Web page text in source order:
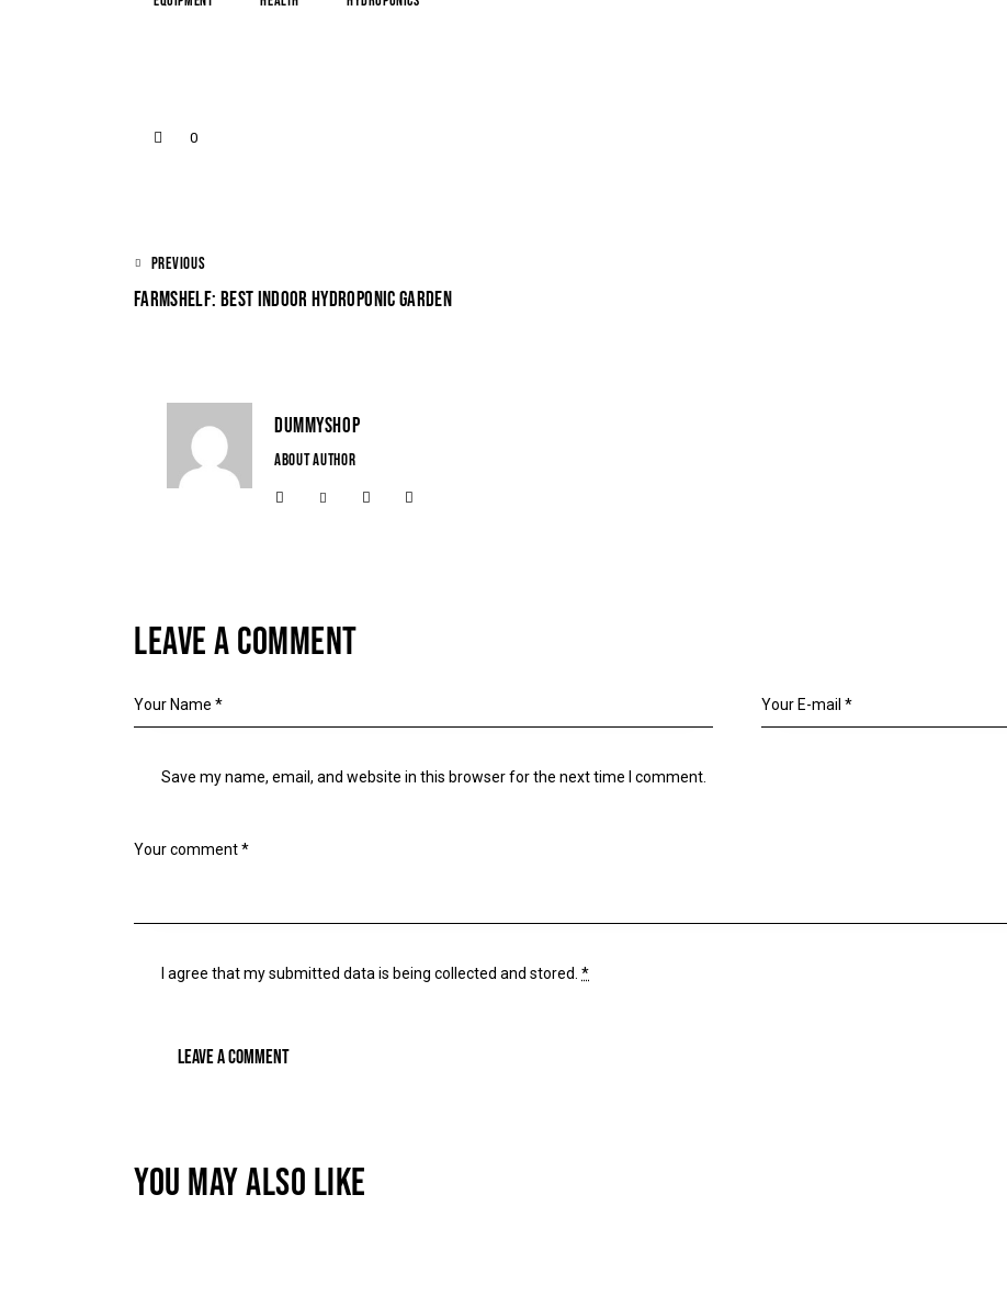
0
PREVIOUS
FARMSHELF: BEST INDOOR HYDROPONIC GARDEN
DUMMYSHOP
ABOUT AUTHOR
LEAVE A COMMENT
Save my name, email, and website in this browser for the next time I comment.
I agree that my submitted data is beingcollected and stored .*
YOU MAY ALSO LIKE